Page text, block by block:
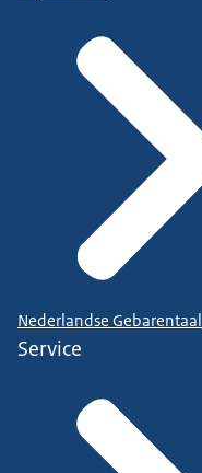
Nederlandse Gebarentaal
Service